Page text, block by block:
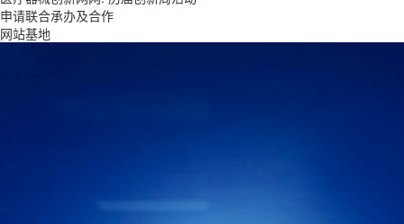
申请联合承办及合作
网站基地